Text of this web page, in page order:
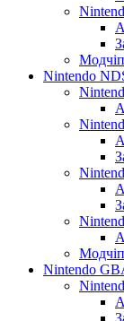
Nintendo
Nintendo